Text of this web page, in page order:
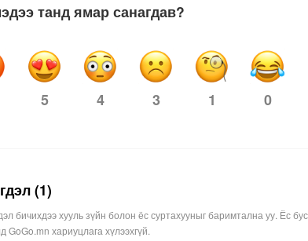
танд ямар санагдав?
5 4 3 1 0
(1)
бичихдээ хууль зүйн болон ёс суртахууныг баримтална уу. Ёс
GoGo.mn хариуцлага хүлээхгүй.